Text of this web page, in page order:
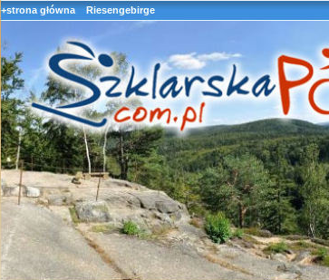
+strona główna Riesengebirge